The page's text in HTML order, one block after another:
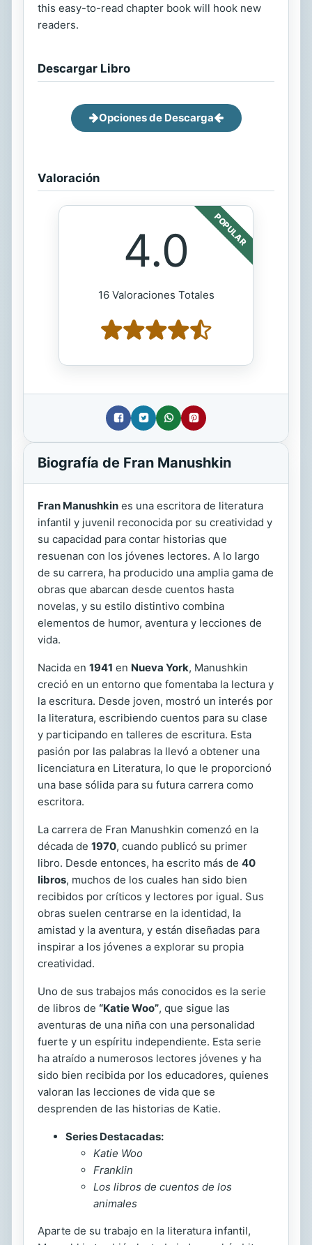
this easy-to-read chapter book will hook new
readers.
Descargar Libro
Opciones de Descarga
Valoración
POPULAR
4.0
16 Valoraciones Totales
Biografía de Fran Manushkin
Fran Manushkin es una escritora de literatura
infantil y juvenil reconocida por su creatividad y
su capacidad para contar historias que
resuenan con los jóvenes lectores. A lo largo
de su carrera, ha producido una amplia gama de
obras que abarcan desde cuentos hasta
novelas, y su estilo distintivo combina
elementos de humor, aventura y lecciones de
vida.
Nacida en 1941 en Nueva York, Manushkin
creció en un entorno que fomentaba la lectura y
la escritura. Desde joven, mostró un interés por
la literatura, escribiendo cuentos para su clase
y participando en talleres de escritura. Esta
pasión por las palabras la llevó a obtener una
licenciatura en Literatura, lo que le proporcionó
una base sólida para su futura carrera como
escritora.
La carrera de Fran Manushkin comenzó en la
década de 1970, cuando publicó su primer
libro. Desde entonces, ha escrito más de 40
libros, muchos de los cuales han sido bien
recibidos por críticos y lectores por igual. Sus
obras suelen centrarse en la identidad, la
amistad y la aventura, y están diseñadas para
inspirar a los jóvenes a explorar su propia
creatividad.
Uno de sus trabajos más conocidos es la serie
de libros de “Katie Woo”, que sigue las
aventuras de una niña con una personalidad
fuerte y un espíritu independiente. Esta serie
ha atraído a numerosos lectores jóvenes y ha
sido bien recibida por los educadores, quienes
valoran las lecciones de vida que se
desprenden de las historias de Katie.
Series Destacadas:
Katie Woo
Franklin
Los libros de cuentos de los
animales
Aparte de su trabajo en la literatura infantil,